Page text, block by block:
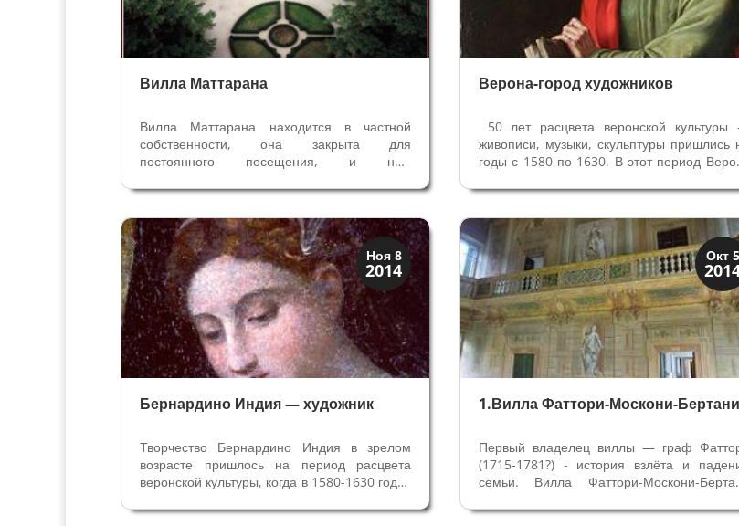
Вилла Маттарана
Вилла Маттарана находится в частной
собственности, она закрыта для
постоянного посещения, и нам
Дзамунер. Название Виллы Матарана — это
ни что иное как изменённое имя монахини
Мауры. Первый документ, где упоминается
Вилла — это...
Ноя 8
2014
Верона
Веронцы
Бернардино Индия — художник
Творчество Бернардино Индия в зрелом
возрасте пришлось на период расцвета
веронской культуры, когда в 1580-1630 годах
Бернардино родился в Вероне в районе
Верона-город художников
50 лет расцвета веронской
живописи, музыки, скульптуры пришлись
годы с 1580 по 1630. В этот период
серию статей об этом периоде
Вероны, где вы познакомитесь
множеством художников и
произведений,...
Окт 5
Виллы и дворцы
Скрытая Верона
1.Вилла Фаттори-Москони-Бертани
Первый владелец виллы — граф
(1715-1781?) - история взлёта и
семьи. Вилла Фаттори-Москони-
архитектора Адриано